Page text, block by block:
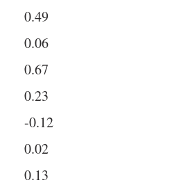
0.49
0.06
0.67
0.23
-0.12
0.02
0.13